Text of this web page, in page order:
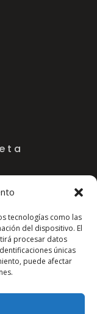
tecnologías como las
del dispositivo. El
procesar datos
únicas
puede afectar